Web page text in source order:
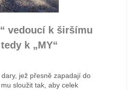
vedoucí k širšímu
k „MY“
jež přesně zapadají do
sloužit tak, aby celek